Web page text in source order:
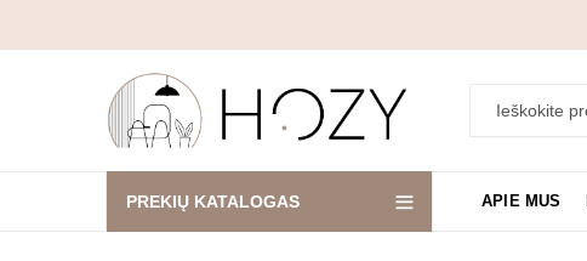
PREKIŲ KATALOGAS APIE MUS